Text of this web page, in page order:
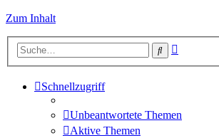
Zum Inhalt
Suche
Schnellzugriff
Unbeantwortete Themen
Aktive Themen